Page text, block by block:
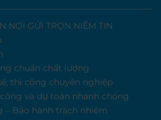
NƠI GỬI TRỌN NIỀM TIN
chuẩn chất lượng
thi công chuyên nghiệp
và dự toán nhanh chóng
Bảo hành trách nhiệm